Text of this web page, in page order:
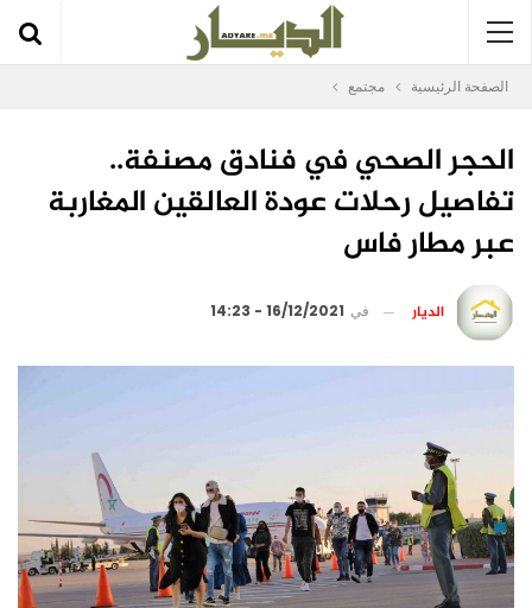
الصفحة الرئيسية مجتمع
الحجر الصحي في فنادق مصنفة..
تفاصيل رحلات عودة العالقين المغاربة
عبر مطار فاس
الديار في 16/12/2021 - 14:23